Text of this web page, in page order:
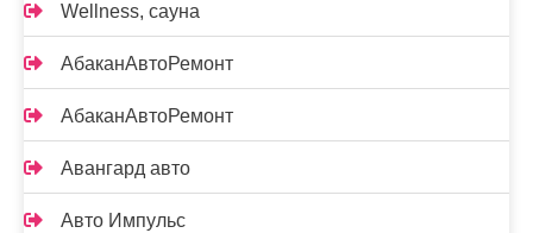
Wellness, сауна
АбаканАвтоРемонт
АбаканАвтоРемонт
Авангард авто
Авто Импульс